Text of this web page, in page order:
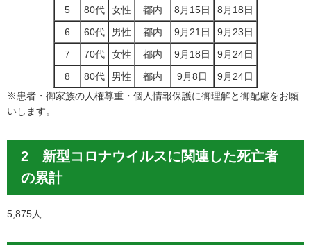
5
80代 女性 都内 8月15日
8月18日
6
60代 男性 都内 9月21日
9月23日
7
70代 女性 都内 9月18日
9月24日
8
80代 男性 都内 9月8日
9月24日
※患者・御家族の人権尊重・個人情報保護に御理解と御配慮をお願
いします。
2 新型コロナウイルスに関連した死亡者
の累計
5,875人